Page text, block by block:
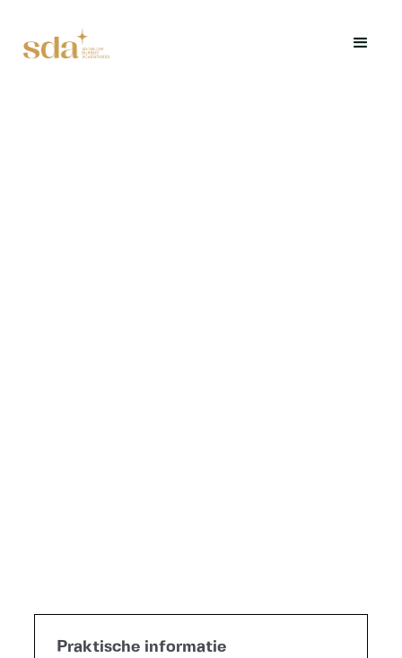
Praktische informatie